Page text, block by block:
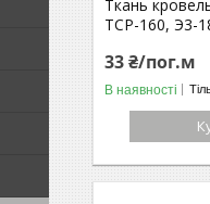
Ткань
ТСР-160, Э3-
33 ₴/пог.м
В наявності